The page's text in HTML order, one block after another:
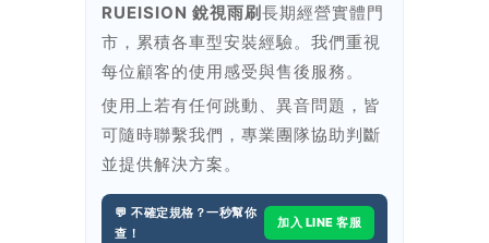
RUEISION 銳視雨刷長期經營實體門
市，累積各車型安裝經驗。我們重視
每位顧客的使用感受與售後服務。
使用上若有任何跳動、異音問題，皆
可隨時聯繫我們，專業團隊協助判斷
並提供解決方案。
💬 不確定規格？一秒幫你
查！
加入 LINE 客服